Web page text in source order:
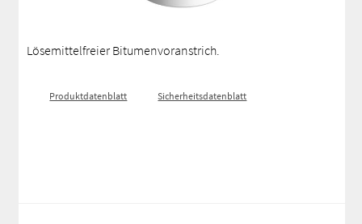
Lösemittelfreier Bitumenvoranstrich.
Produktdatenblatt Sicherheitsdatenblatt